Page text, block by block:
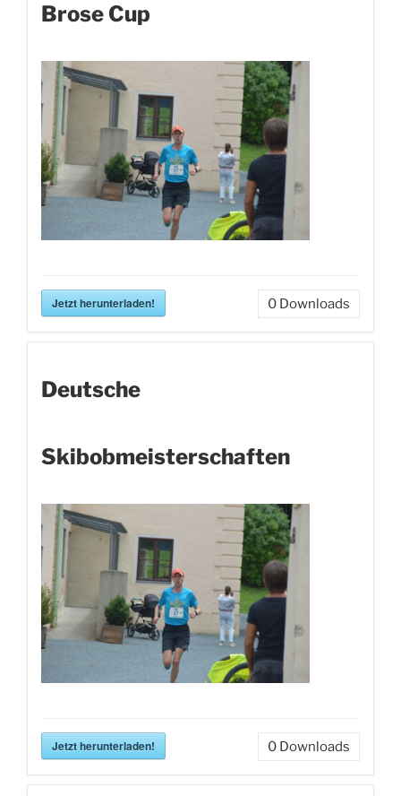
Brose Cup
Jetzt herunterladen! 0 Downloads
Deutsche
Skibobmeisterschaften
Jetzt herunterladen! 0 Downloads